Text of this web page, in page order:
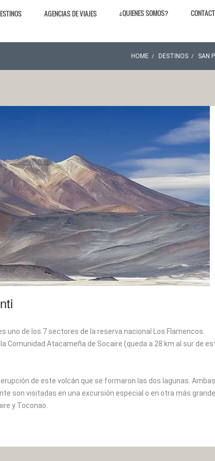
AGENCIAS DE VIAJES ¿QUIENES SOMOS?
HOME DESTINOS SAN
uno de los 7 sectores de la reserva nacional Los Flamencos.
Comunidad Atacameña de Socaire (queda a 28 km al sur de
de este volcán que se formaron las dos lagunas.
son visitadas en una excursión especial o en otra más
y Toconao.